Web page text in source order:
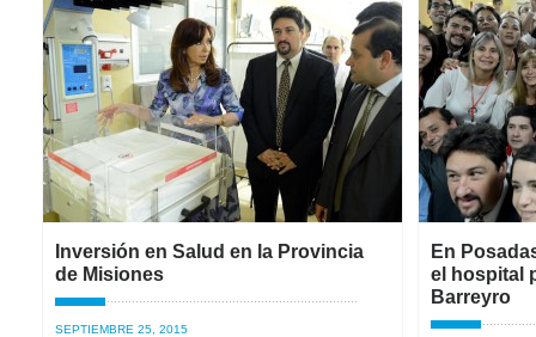
Inversión en Salud en la Provincia
de Misiones
SEPTIEMBRE 25, 2015
En
el hospital
Barreyro